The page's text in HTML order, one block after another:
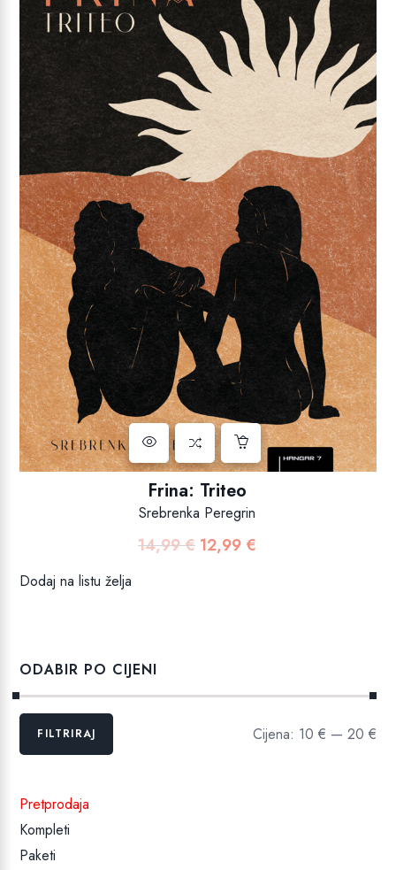
Frina: Triteo
Srebrenka Peregrin
14,99€ Izvorna
12,99 €
Dodaj na listu želja
ODABIR PO CIJENI
Min
MaksFILTRIRAJ Cijena: 10 € — 20 €
Pretprodaja
Kompleti
Paketi